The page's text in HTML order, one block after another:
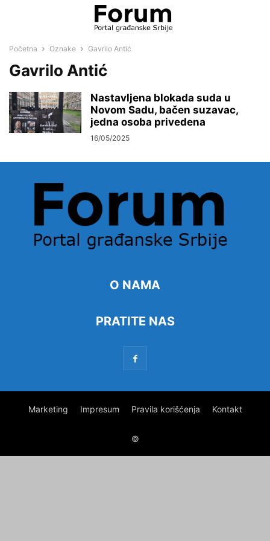
Početna Oznake Gavrilo Antić
Gavrilo Antić
Nastavljena blokada suda u
Novom Sadu, bačen suzavac,
jedna osoba privedena
16/05/2025
O NAMA
PRATITE NAS
Marketing Impresum Pravila korišćenja Kontakt
©